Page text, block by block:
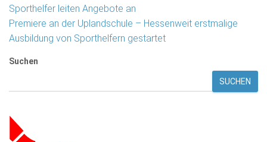
Sporthelfer leiten Angebote an
Premiere an der Uplandschule – Hessenweit erstmalige
Ausbildung von Sporthelfern gestartet
Suchen
SUCHEN